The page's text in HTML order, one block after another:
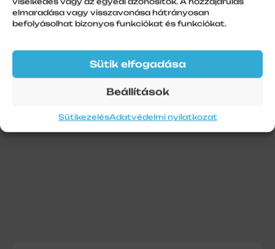
elmaradása vagy visszavonása hátrányosan
befolyásolhat bizonyos funkciókat és funkciókat.
Sütik elfogadása
Beállítások
SütikezelésAdatvédelmi nyilatkozat
Szín